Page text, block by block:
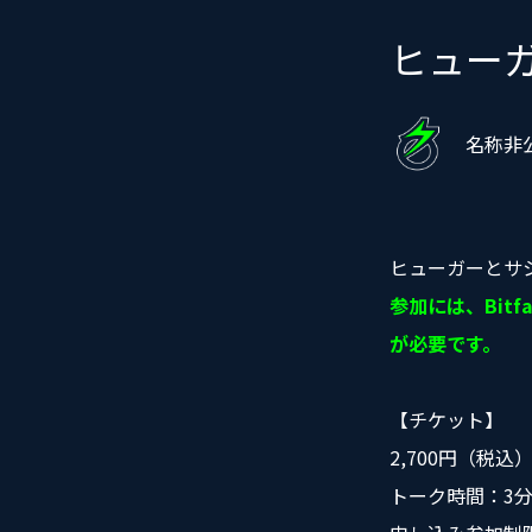
ヒュー
名称非
ヒューガーと
参加には、
が必要です。
【チケット】
2,700円（税込）
トーク時間：3分